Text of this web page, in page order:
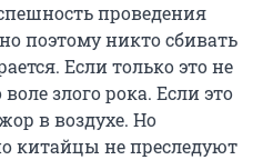
проведения
поэтому никто сбивать
Если только это не
злого рока. Если это
в воздухе. Но
китайцы не преследуют